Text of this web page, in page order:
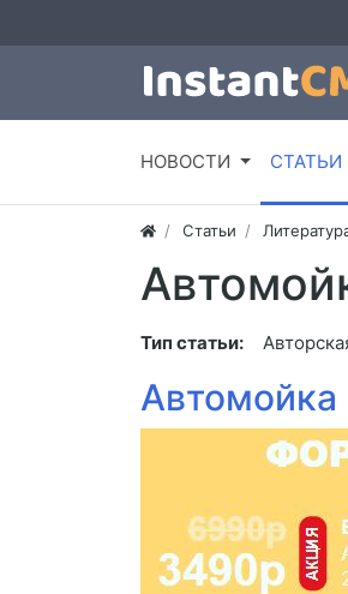
НОВОСТИ СТАТЬИ
Статьи
Тип статьи:
Автомойка